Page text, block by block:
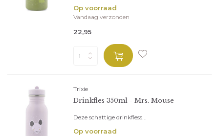
Op voorraad
Vandaag verzonden
22,95
Trixie
Drinkfles 350ml - Mrs. Mouse
Deze schattige drinkfless...
Op voorraad